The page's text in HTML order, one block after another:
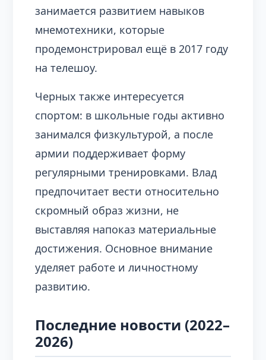
занимается развитием навыков
мнемотехники, которые
продемонстрировал ещё в 2017 году
на телешоу.
Черных также интересуется
спортом: в школьные годы активно
занимался физкультурой, а после
армии поддерживает форму
регулярными тренировками. Влад
предпочитает вести относительно
скромный образ жизни, не
выставляя напоказ материальные
достижения. Основное внимание
уделяет работе и личностному
развитию.
Последние новости (2022–
2026)